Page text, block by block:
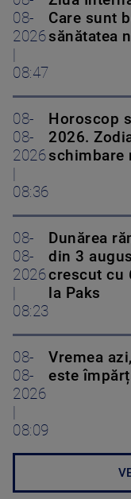
08-
2026
08:47
Care sunt
sănătatea
08-
08-
2026
08:36
Horoscop
2026.
schimbare
08-
08-
2026
08:23
Dunărea
din 3
crescut cu
la Paks
08-
08-
2026
08:09
Vremea
este